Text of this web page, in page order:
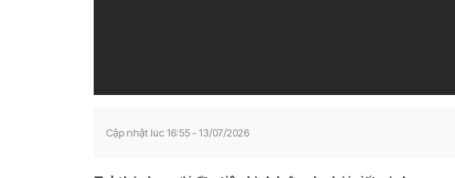
Cập nhật lúc 16:55 - 13/07/2026